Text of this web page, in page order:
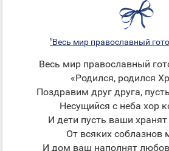
"Весь мир православный
Весь мир православный
«Родился, родился
Поздравим друг друга,
Несущийся с неба хор
И дети пусть ваши
От всяких соблазнов
И дом ваш наполнят